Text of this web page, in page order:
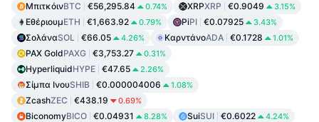
ΜπιτκόινBTC €56,295.84 0.74% XRPXRP €0.9049 3.15%
ΕθέριουμETH €1,663.92 0.79% PiPI €0.07925 3.43%
ΣολάναSOL €66.05 4.26% ΚαρντάνοADA €0.1728 1.01%
PAX GoldPAXG €3,753.27 0.31%
HyperliquidHYPE €47.65 2.26%
Σίμπα ΙνουSHIB €0.000004006 1.08%
ZcashZEC €438.19 0.69%
BiconomyBICO €0.04931 8.28% SuiSUI €0.6022 4.24%